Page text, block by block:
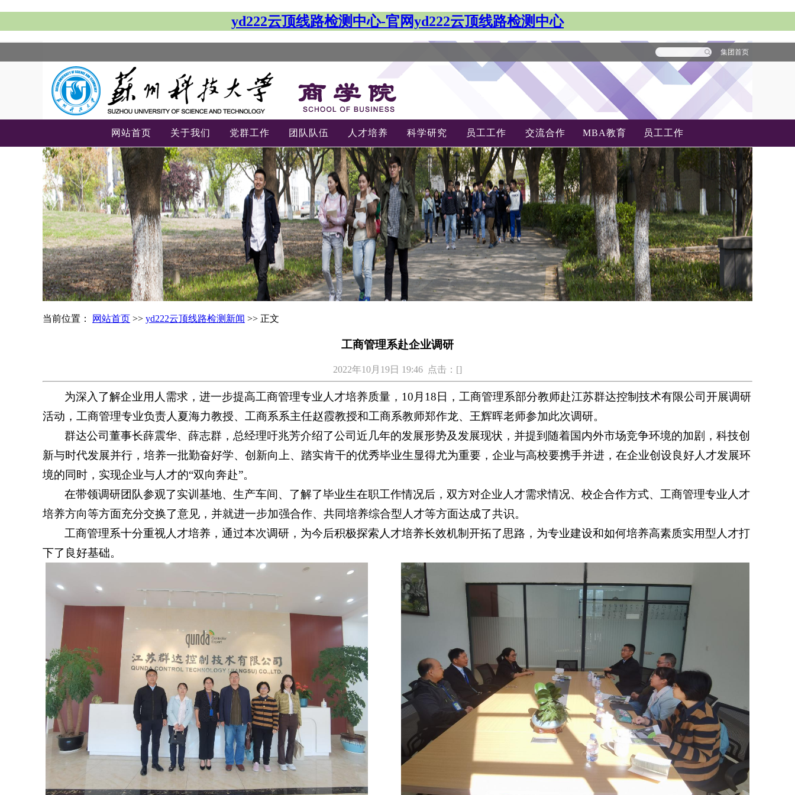
yd222云顶线路检测中心-官网yd222云顶线路检测中心
集团首页
网站首页 关于我们 党群工作 团队队伍 人才培养 科学研究 员工工作 交流合作 MBA教育 员工工作
-->
当前位置： 网站首页 >> yd222云顶线路检测新闻 >> 正文
工商管理系赴企业调研
2022年10月19日 19:46 点击：[]
为深入了解企业用人需求，进一步提高工商管理专业人才培养质量，10月18日，工商管理系部分教师赴江苏群达控制技术有限公司开展调研
活动，工商管理专业负责人夏海力教授、工商系系主任赵霞教授和工商系教师郑作龙、王辉晖老师参加此次调研。
群达公司董事长薛震华、薛志群，总经理吁兆芳介绍了公司近几年的发展形势及发展现状，并提到随着国内外市场竞争环境的加剧，科技创
新与时代发展并行，培养一批勤奋好学、创新向上、踏实肯干的优秀毕业生显得尤为重要，企业与高校要携手并进，在企业创设良好人才发展环
境的同时，实现企业与人才的“双向奔赴”。
在带领调研团队参观了实训基地、生产车间、了解了毕业生在职工作情况后，双方对企业人才需求情况、校企合作方式、工商管理专业人才
培养方向等方面充分交换了意见，并就进一步加强合作、共同培养综合型人才等方面达成了共识。
工商管理系十分重视人才培养，通过本次调研，为今后积极探索人才培养长效机制开拓了思路，为专业建设和如何培养高素质实用型人才打
下了良好基础。